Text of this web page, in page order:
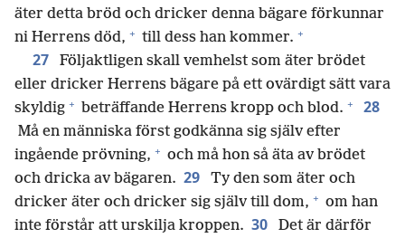
äter detta bröd och dricker denna bägare förkunnar
ni Herrens död, + till dess han kommer. +
27
Följaktligen skall vemhelst som äter brödet
eller dricker Herrens bägare på ett ovärdigt sätt vara
skyldig + beträffande Herrens kropp och blod. + 28
Må en människa först godkänna sig själv efter
ingående prövning, + och må hon så äta av brödet
och dricka av bägaren. 29
Ty den som äter och
dricker äter och dricker sig själv till dom, + om han
inte förstår att urskilja kroppen. 30
Det är därför